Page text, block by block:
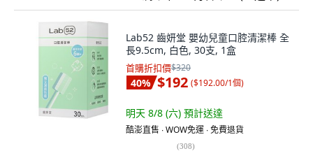
Lab52 齒妍堂 嬰幼兒童口腔清潔棒 全
長9.5cm, 白色, 30支, 1盒
首購折扣價$320
40% $192 ($192.00/1個)
明天 8/8 (六) 預計送達
酷澎直售 ∙ WOW免運 ∙ 免費退貨
(308)